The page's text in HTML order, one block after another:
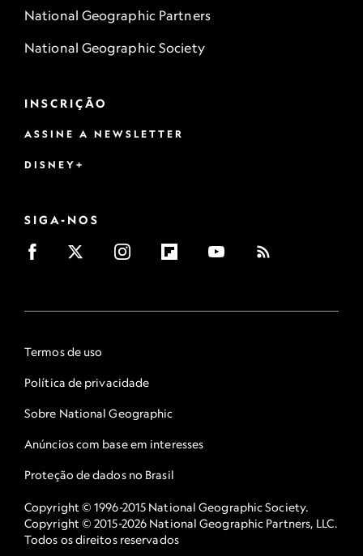
National Geographic Partners
National Geographic Society
INSCRIÇÃO
ASSINE A NEWSLETTER
DISNEY+
SIGA-NOS
Termos de uso
Política de privacidade
Sobre National Geographic
Anúncios com base em interesses
Proteção de dados no Brasil
Copyright © 1996-2015 National Geographic Society.
Copyright © 2015-2026 National Geographic Partners, LLC.
Todos os direitos reservados